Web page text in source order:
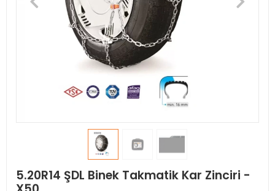
5.20R14 ŞDL Binek Takmatik Kar Zinciri -